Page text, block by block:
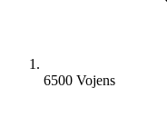
6500 Vojens